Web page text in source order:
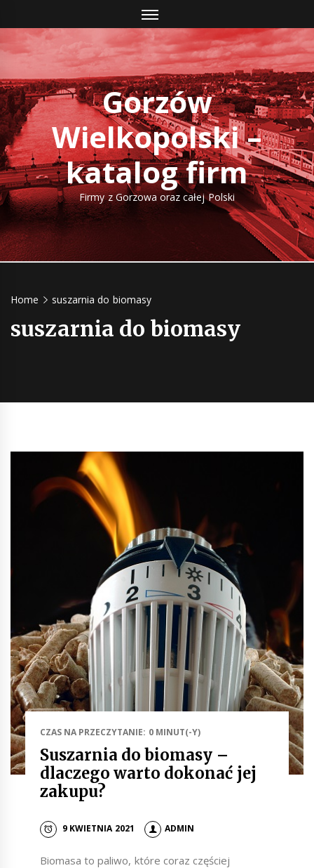
to
content
Gorzów
Wielkopolski –
katalog firm
Firmy z Gorzowa oraz całej Polski
Home suszarnia do biomasy
suszarnia do biomasy
CZAS NA PRZECZYTANIE: 0 MINUT(-Y)
Suszarnia do biomasy –
dlaczego warto dokonać jej
zakupu?
9 KWIETNIA 2021 ADMIN
Biomasa to paliwo, które coraz częściej